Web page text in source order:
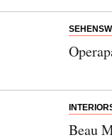
Beau